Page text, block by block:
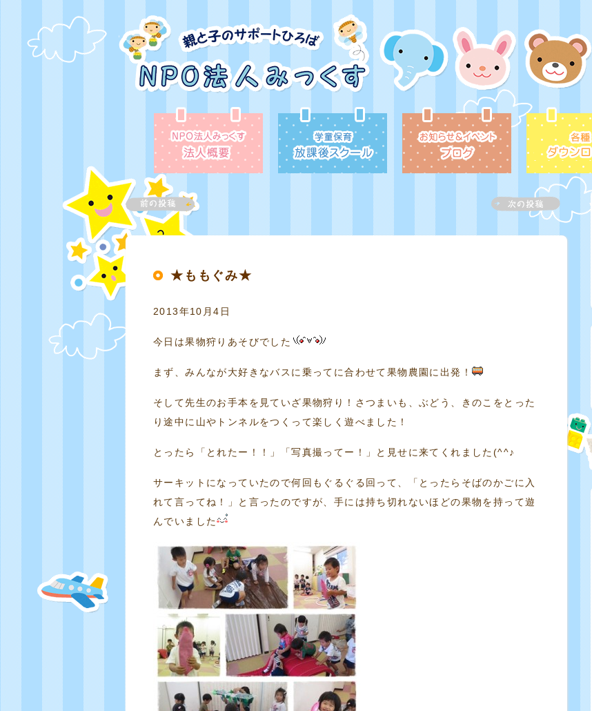
★ももぐみ★
2013年10月4日
今日は果物狩りあそびでした
まず、みんなが大好きなバスに乗ってに合わせて果物農園に出発！
そして先生のお手本を見ていざ果物狩り！さつまいも、ぶどう、きのこをとった
り途中に山やトンネルをつくって楽しく遊べました！
とったら「とれたー！！」「写真撮ってー！」と見せに来てくれました(^^♪
サーキットになっていたので何回もぐるぐる回って、「とったらそばのかごに入
れて言ってね！」と言ったのですが、手には持ち切れないほどの果物を持って遊
んでいました